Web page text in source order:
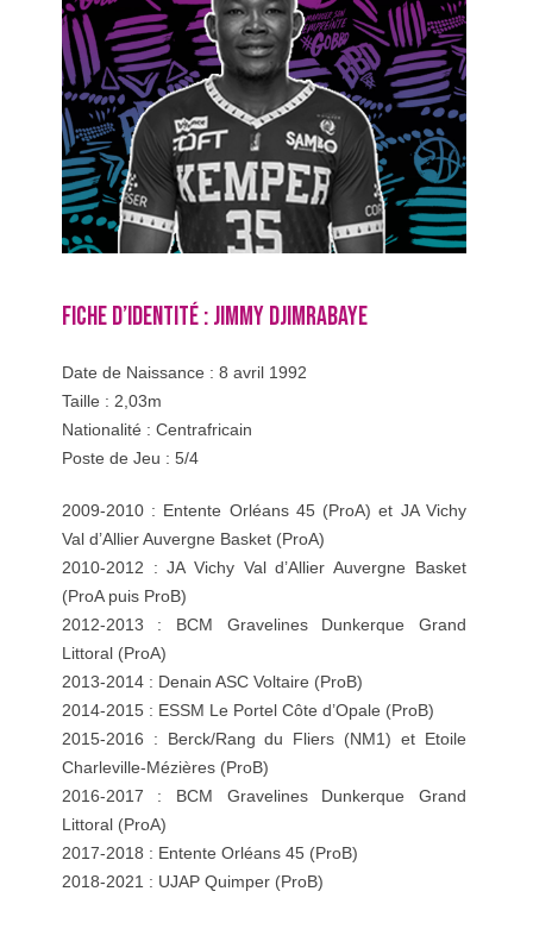
FICHE D’IDENTITÉ : JIMMY DJIMRABAYE
Date de Naissance : 8 avril 1992
Taille : 2,03m
Nationalité : Centrafricain
Poste de Jeu : 5/4
2009-2010 : Entente Orléans 45 (ProA) et JA Vichy
Val d’Allier Auvergne Basket (ProA)
2010-2012 : JA Vichy Val d’Allier Auvergne Basket
(ProA puis ProB)
2012-2013 : BCM Gravelines Dunkerque Grand
Littoral (ProA)
2013-2014 : Denain ASC Voltaire (ProB)
2014-2015 : ESSM Le Portel Côte d’Opale (ProB)
2015-2016 : Berck/Rang du Fliers (NM1) et Etoile
Charleville-Mézières (ProB)
2016-2017 : BCM Gravelines Dunkerque Grand
Littoral (ProA)
2017-2018 : Entente Orléans 45 (ProB)
2018-2021 : UJAP Quimper (ProB)